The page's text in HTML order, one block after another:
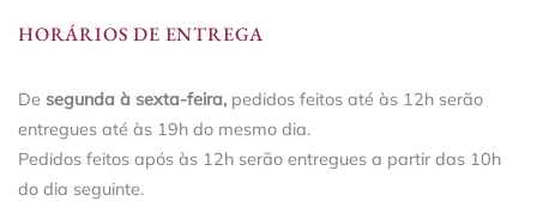
HORÁRIOS DE ENTREGA
De segunda à sexta-feira, pedidos feitos até às 12h serão
entregues até às 19h do mesmo dia.
Pedidos feitos após às 12h serão entregues a partir das 10h
do dia seguinte.